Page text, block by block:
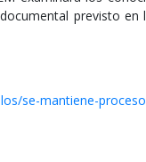
previsto
se-mantiene-